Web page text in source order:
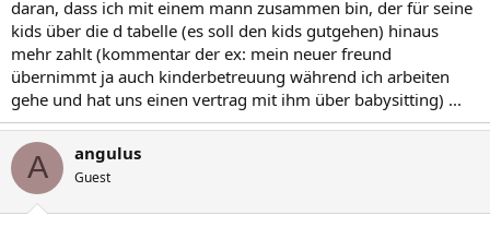
daran, dass ich mit einem mann zusammen bin, der für seine
kids über die d tabelle (es soll den kids gutgehen) hinaus
mehr zahlt (kommentar der ex: mein neuer freund
übernimmt ja auch kinderbetreuung während ich arbeiten
gehe und hat uns einen vertrag mit ihm über babysitting) ...
A angulus
Guest